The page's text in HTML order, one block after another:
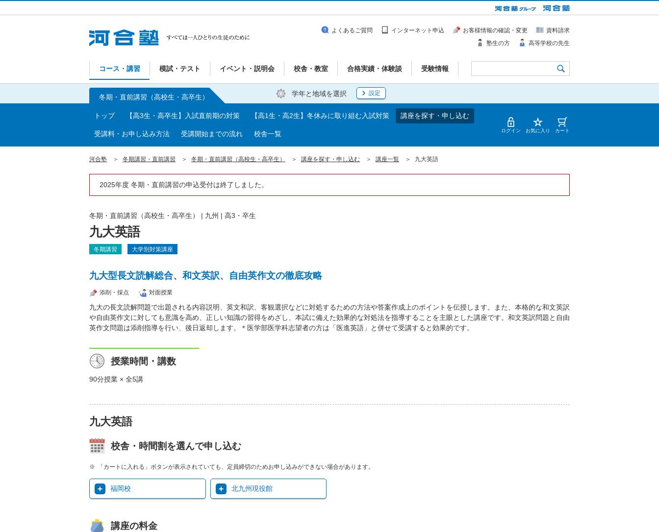
コース・講習 模試・テスト イベント・説明会 校舎・教室 合格実績・体験談 受験情報
よくあるご質問 インターネット申込 お客様情報の確認・変更
資料請求
塾生の方
高等学校の先生
学年と地域を選択 設定
冬期・直前講習（高校生・高卒生）
トップ 【高3生・高卒生】入試直前期の対策 【高1生・高2生】冬休みに取り組む入試対策 講座を探す・申し込む
受講料・お申し込み方法 受講開始までの流れ 校舎一覧 ログイン お気に入り カート
河合塾 冬期講習・直前講習 冬期・直前講習（高校生・高卒生） 講座を探す・申し込む 講座一覧 九大英語
2025年度 冬期・直前講習の申込受付は終了しました。
九大英語
冬期・直前講習（高校生・高卒生） | 九州 | 高3・卒生
冬期講習 大学別対策講座
九大型長文読解総合、和文英訳、自由英作文の徹底攻略
添削・採点 対面授業
九大の長文読解問題で出題される内容説明、英文和訳、客観選択などに対処するための方法や答案作成上のポイントを伝授します。また、本格的な和文英訳
や自由英作文に対しても意識を高め、正しい知識の習得をめざし、本試に備えた効果的な対処法を指導することを主眼とした講座です。和文英訳問題と自由
英作文問題は添削指導を行い、後日返却します。＊医学部医学科志望者の方は「医進英語」と併せて受講すると効果的です。
授業時間・講数
90分授業 × 全5講
九大英語
校舎・時間割を選んで申し込む
「カートに入れる」ボタンが表示されていても、定員締切のためお申し込みができない場合があります。
福岡校 北九州現役館
講座の料金